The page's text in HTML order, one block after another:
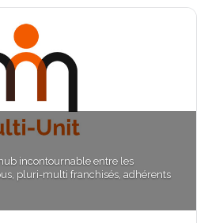
incontournable entre les
pluri-multi franchisés, adhérents